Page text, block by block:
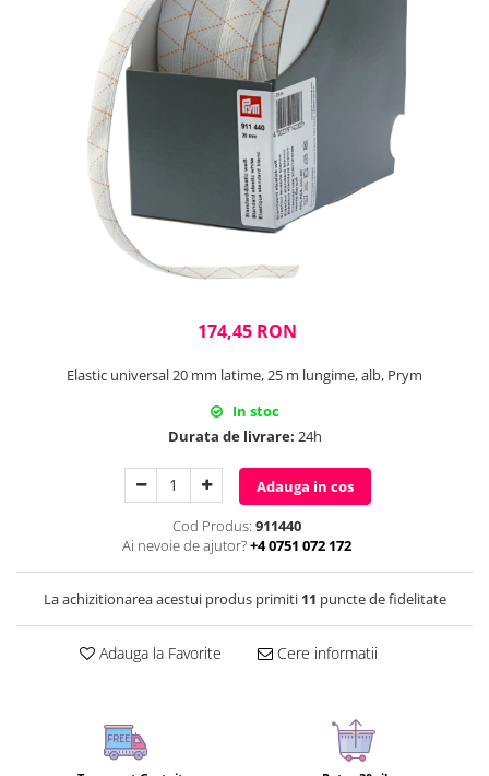
174,45 RON
Elastic universal 20 mm latime, 25 m lungime, alb, Prym
In stoc
Durata de livrare: 24h
Adauga in cos
Cod Produs: 911440
Ai nevoie de ajutor?+4 0751 072 172
La achizitionarea acestui produs primiti 11 puncte de fidelitate
Adauga la Favorite Cere informatii